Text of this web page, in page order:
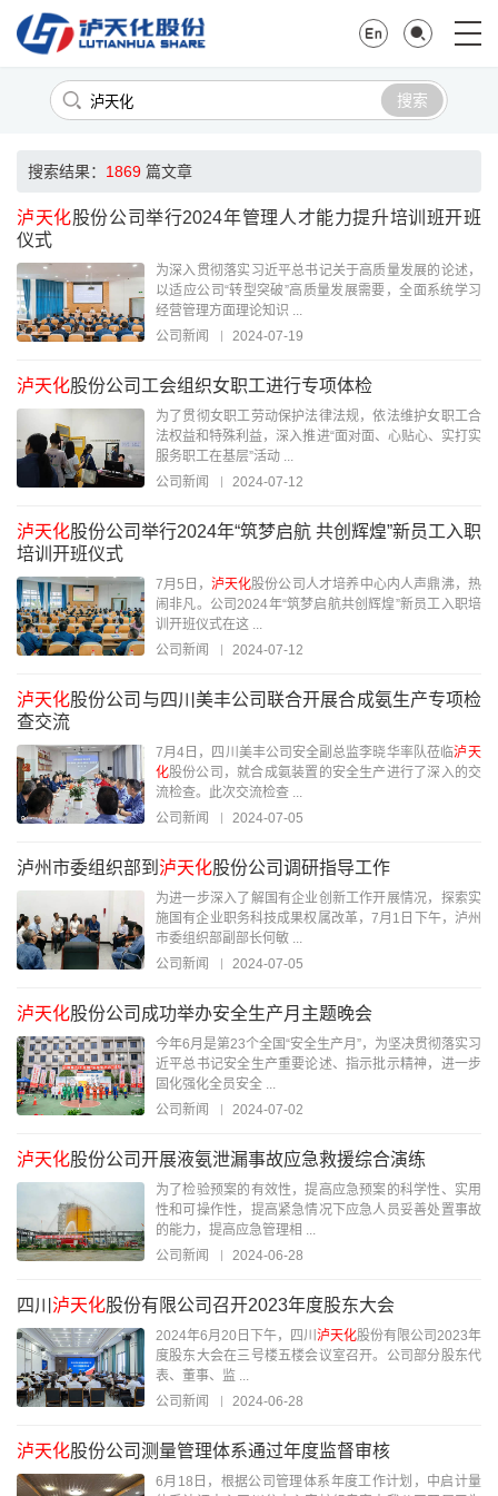
搜索
搜索结果： 1869 篇文章
泸天化股份公司举行2024年管理人才能力提升培训班开班
仪式
为深入贯彻落实习近平总书记关于高质量发展的论述，
以适应公司“转型突破”高质量发展需要，全面系统学习
经营管理方面理论知识 ...
公司新闻
2024-07-19
泸天化股份公司工会组织女职工进行专项体检
为了贯彻女职工劳动保护法律法规，依法维护女职工合
法权益和特殊利益，深入推进“面对面、心贴心、实打实
服务职工在基层”活动 ...
公司新闻
2024-07-12
泸天化股份公司举行2024年“筑梦启航 共创辉煌”新员工入职
培训开班仪式
7月5日， 泸天化股份公司人才培养中心内人声鼎沸，热
闹非凡。公司2024年“筑梦启航共创辉煌”新员工入职培
训开班仪式在这 ...
公司新闻
2024-07-12
泸天化股份公司与四川美丰公司联合开展合成氨生产专项检
查交流
7月4日，四川美丰公司安全副总监李晓华率队莅临泸天
化股份公司，就合成氨装置的安全生产进行了深入的交
流检查。此次交流检查 ...
公司新闻
2024-07-05
泸州市委组织部到 泸天化股份公司调研指导工作
为进一步深入了解国有企业创新工作开展情况，探索实
施国有企业职务科技成果权属改革，7月1日下午，泸州
市委组织部副部长何敏 ...
公司新闻
2024-07-05
泸天化股份公司成功举办安全生产月主题晚会
今年6月是第23个全国“安全生产月”，为坚决贯彻落实习
近平总书记安全生产重要论述、指示批示精神，进一步
固化强化全员安全 ...
公司新闻
2024-07-02
泸天化股份公司开展液氨泄漏事故应急救援综合演练
为了检验预案的有效性，提高应急预案的科学性、实用
性和可操作性，提高紧急情况下应急人员妥善处置事故
的能力，提高应急管理相 ...
公司新闻
2024-06-28
四川 泸天化股份有限公司召开2023年度股东大会
2024年6月20日下午，四川 泸天化股份有限公司2023年
度股东大会在三号楼五楼会议室召开。公司部分股东代
表、董事、监 ...
公司新闻
2024-06-28
泸天化股份公司测量管理体系通过年度监督审核
6月18日，根据公司管理体系年度工作计划，中启计量